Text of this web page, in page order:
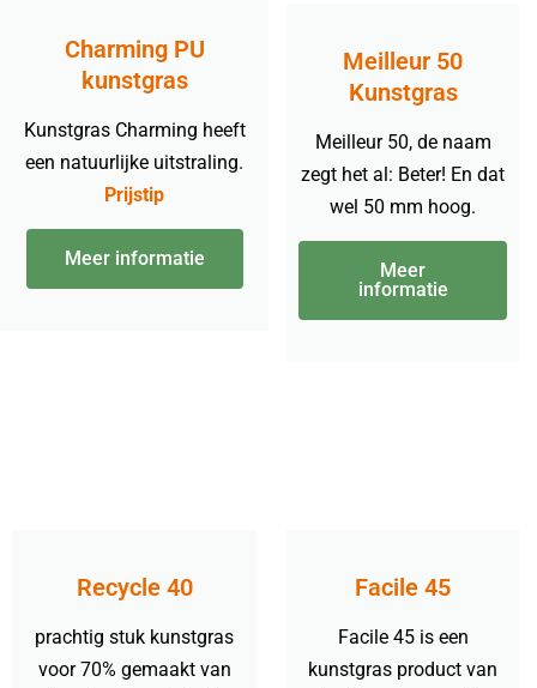
Charming PU
kunstgras
Kunstgras Charming heeft
een natuurlijke uitstraling.
Prijstip
Meer informatie
Meilleur 50
Kunstgras
Meilleur 50, de naam
zegt het al: Beter! En dat
wel 50 mm hoog.
Meer
informatie
Recycle 40
prachtig stuk kunstgras
voor 70% gemaakt van
Facile 45
Facile 45 is een
kunstgras product van